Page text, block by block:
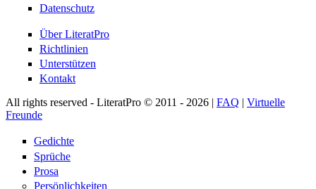
Datenschutz
Über LiteratPro
Richtlinien
Unterstützen
Kontakt
All rights reserved - LiteratPro © 2011 - 2026 | FAQ | Virtuelle
Freunde
Gedichte
Sprüche
Prosa
Persönlichkeiten